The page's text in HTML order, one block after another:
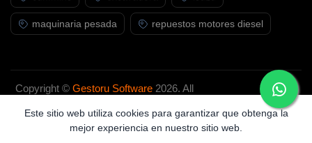
maquinaria pesada repuestos motores diesel
Copyright ©Gestoru Software 2026. All
Este sitio web utiliza cookies para garantizar que obtenga la
mejor experiencia en nuestro sitio web.